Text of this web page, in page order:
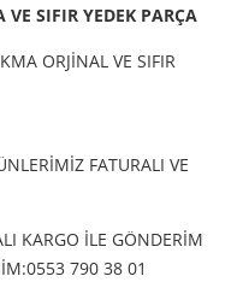
SIFIR YEDEK PARÇA
ORJİNAL VE SIFIR
FATURALI VE
KARGO İLE GÖNDERİM
790 38 01